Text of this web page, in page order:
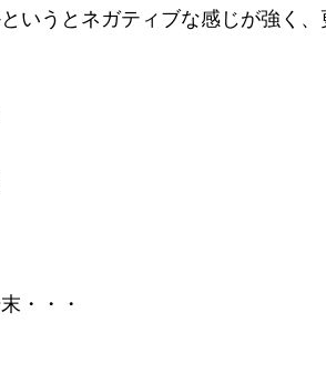
いうとネガティブな感じが強く
・・・